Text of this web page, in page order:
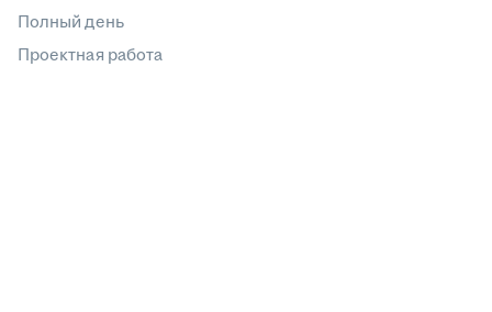
Полный день
Проектная работа